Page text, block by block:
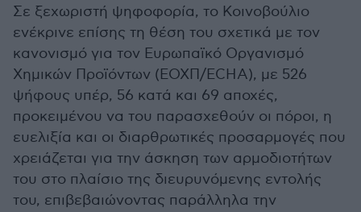
Σε ξεχωριστή ψηφοφορία, το Κοινοβούλιο
ενέκρινε επίσης τη θέση του σχετικά με τον
κανονισμό για τον Ευρωπαϊκό Οργανισμό
Χημικών Προϊόντων (ΕΟΧΠ/ECHA), με 526
ψήφους υπέρ, 56 κατά και 69 αποχές,
προκειμένου να του παρασχεθούν οι πόροι, η
ευελιξία και οι διαρθρωτικές προσαρμογές που
χρειάζεται για την άσκηση των αρμοδιοτήτων
του στο πλαίσιο της διευρυνόμενης εντολής
του, επιβεβαιώνοντας παράλληλα την